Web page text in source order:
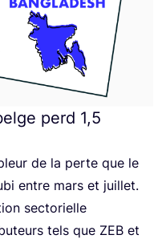
perd 1,5
de la perte que le
entre mars et juillet.
sec­to­rielle
tels que ZEB et